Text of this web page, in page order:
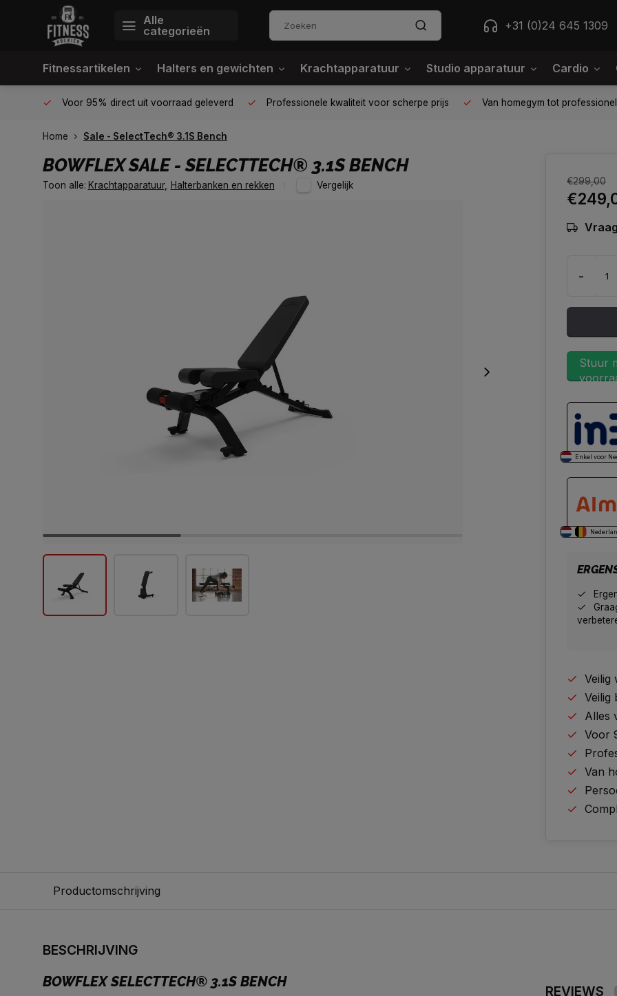
Alle
categorieën
+31 (0)24 645 1309
Fitnessartikelen Halters en gewichten Krachtapparatuur Studio apparatuur Cardio
Voor 95% direct uit voorraad geleverd Professionele kwaliteit voor scherpe prijs Van homegym tot
Home Sale - SelectTech® 3.1S Bench
BOWFLEXSALE - SELECTTECH® 3.1S BENCH
Toon alle: Krachtapparatuur, Halterbanken en rekken Vergelijk €299,00
-
Stuur
Enkel voor
Veilig
Veilig
Alles
Voor
Van
Productomschrijving
BESCHRIJVING
BOWFLEX SELECTTECH® 3.1S BENCH
REVIEWS